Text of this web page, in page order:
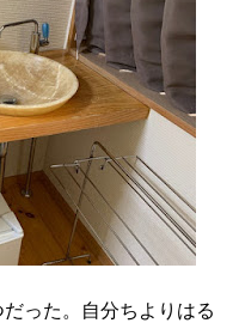
った。自分ちよりはる